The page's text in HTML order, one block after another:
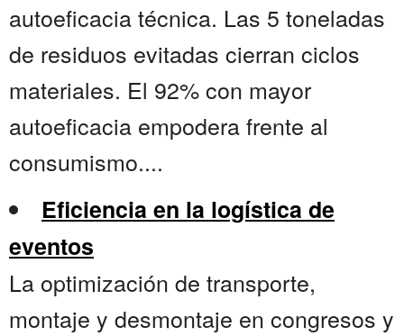
autoeficacia técnica. Las 5 toneladas
de residuos evitadas cierran ciclos
materiales. El 92% con mayor
autoeficacia empodera frente al
consumismo....
Eficiencia en la logística de
eventos
La optimización de transporte,
montaje y desmontaje en congresos y